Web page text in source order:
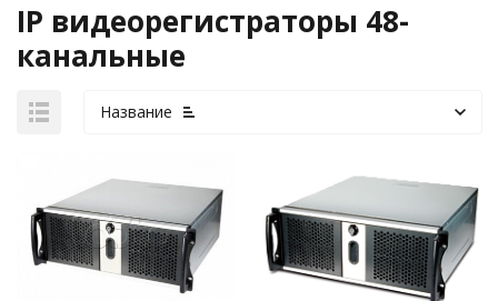
IP видеорегистраторы 48-
канальные
Название